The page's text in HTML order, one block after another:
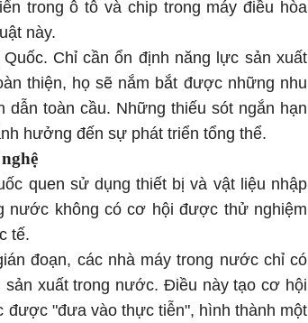
trong ô tô và chip trong máy điều hòa
này.
Chỉ cần ổn định năng lực sản xuất
thiện, họ sẽ nắm bắt được những nhu
dẫn toàn cầu. Những thiếu sót ngắn hạn
hưởng đến sự phát triển tổng thể.
quen sử dụng thiết bị và vật liệu nhập
nước không có cơ hội được thử nghiệm
tế.
đoạn, các nhà máy trong nước chỉ có
xuất trong nước. Điều này tạo cơ hội
được "đưa vào thực tiễn", hình thành một